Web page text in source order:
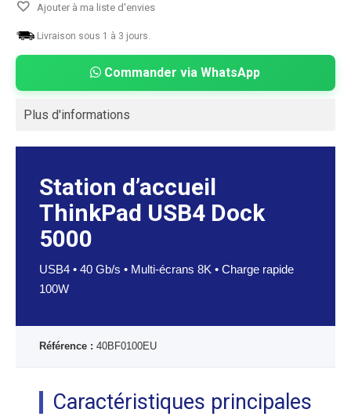
Ajouter à ma liste d'envies
Livraison sous 1 à 3 jours.
Commander via WhatsApp
Plus d'informations
Station d’accueil
ThinkPad USB4 Dock
5000
USB4 • 40 Gb/s • Multi-écrans 8K • Charge rapide
100W
Référence : 40BF0100EU
Caractéristiques principales